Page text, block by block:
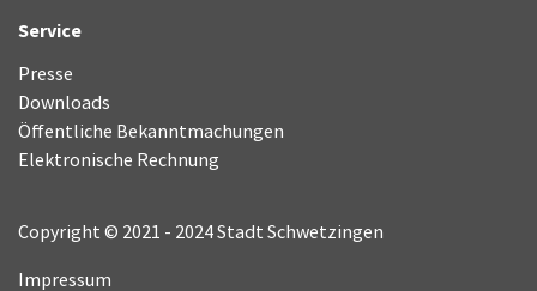
Service
Presse
Downloads
Öffentliche Bekanntmachungen
Elektronische Rechnung
Copyright © 2021 - 2024 Stadt Schwetzingen
Impressum